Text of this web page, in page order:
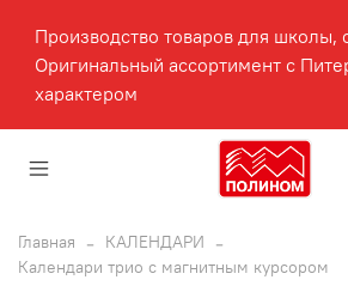
Производство товаров для школы,
Оригинальный ассортимент с
характером
Главная
КАЛЕНДАРИ
Календари трио с магнитным курсором